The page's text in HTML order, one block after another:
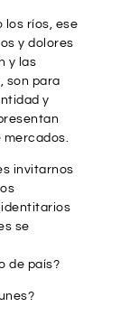
los ríos, ese
y dolores
y las
son para
y
invitarnos
se
de país?